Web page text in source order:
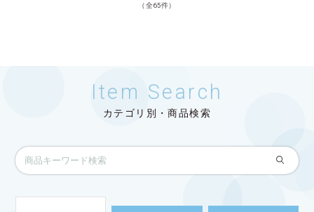
（全65件）
Item Search
カテゴリ別・商品検索